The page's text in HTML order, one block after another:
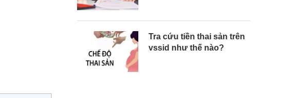
Tra cứu tiền thai sản trên
vssid như thế nào?